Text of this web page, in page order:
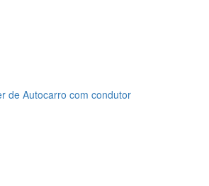
de Autocarro com condutor